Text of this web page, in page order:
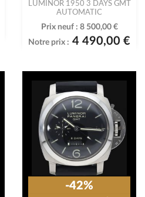
LUMINOR 1950 3 DAYS GMT
AUTOMATIC
Prix neuf : 8 500,00 €
Notre prix : 4 490,00 €
-42%